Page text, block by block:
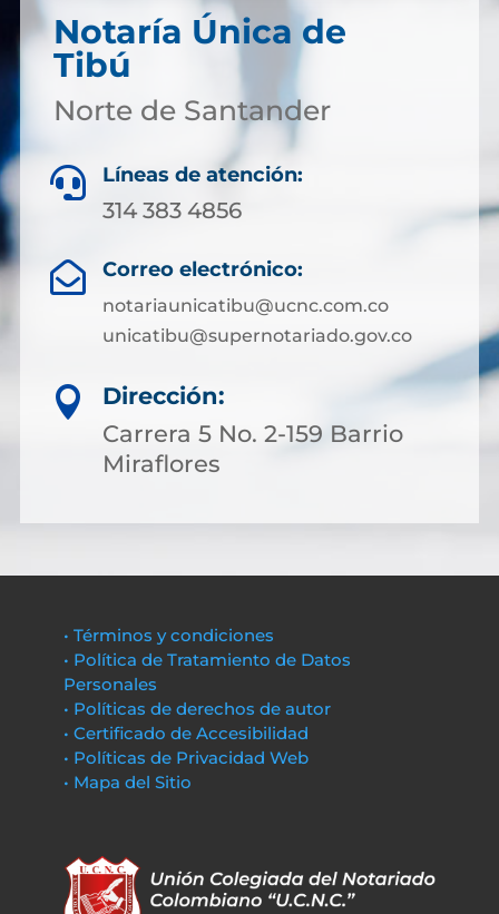
Notaría Única de
Tibú
Norte de Santander
 Líneas de atención:
314 383 4856
 Correo electrónico:
notariaunicatibu@ucnc.com.co
unicatibu@supernotariado.gov.co

Dirección:
Carrera 5 No. 2-159 Barrio
Miraflores
• Términos y condiciones
• Política de Tratamiento de Datos
Personales
• Políticas de derechos de autor
• Certificado de Accesibilidad
• Políticas de Privacidad Web
• Mapa del Sitio